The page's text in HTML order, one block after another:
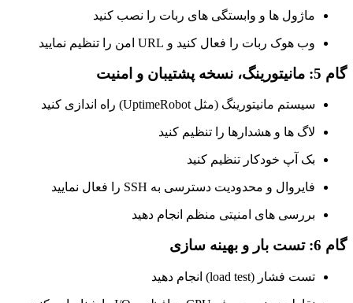
ماژول ها و وابستگی های ربات را نصب کنید
وب هوک ربات را فعال کنید و URL امن را تنظیم نمایید
گام 5: مانیتورینگ، نسخه پشتیبان و امنیت
سیستم مانیتورینگ (مثل UptimeRobot) راه اندازی کنید
لاگ ها و هشدارها را تنظیم کنید
بک آپ خودکار تنظیم کنید
فایروال و محدودیت دسترسی به SSH را فعال نمایید
بررسی های امنیتی منظم انجام دهید
گام 6: تست بار و بهینه سازی
تست فشار (load test) انجام دهید